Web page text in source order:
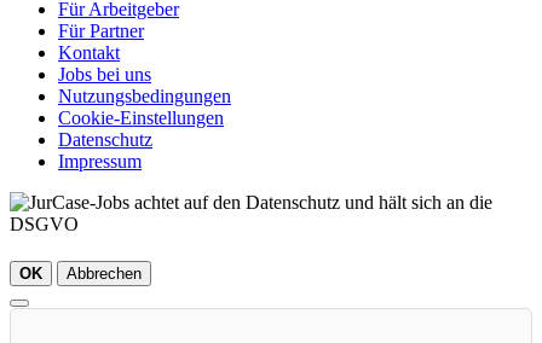
Für Arbeitgeber
Für Partner
Kontakt
Jobs bei uns
Nutzungsbedingungen
Cookie-Einstellungen
Datenschutz
Impressum
OK Abbrechen